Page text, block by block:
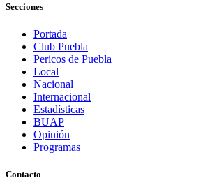
Secciones
Portada
Club Puebla
Pericos de Puebla
Local
Nacional
Internacional
Estadísticas
BUAP
Opinión
Programas
Contacto